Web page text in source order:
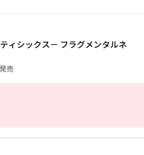
ィシックス－ フラグメンタルネ
年09月22日
発売